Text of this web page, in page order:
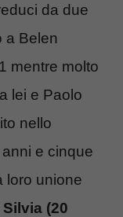
da due
a Belen
mentre molto
lei e Paolo
nello
e cinque
loro unione
(20